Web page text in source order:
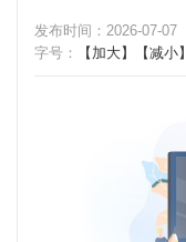
发布时间：2026-07-07
字号：
【加大】 【减小】